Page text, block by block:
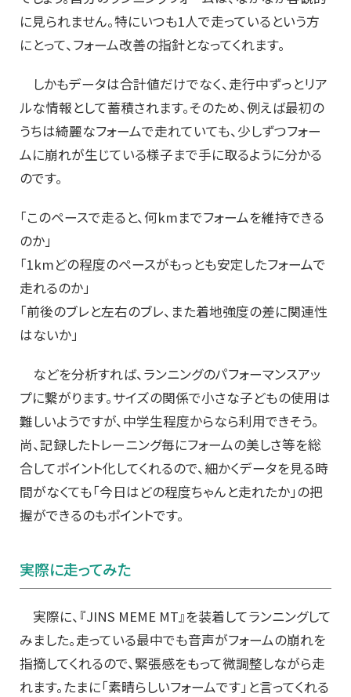
に見られません。特にいつも1人で走っているという方
にとって、フォーム改善の指針となってくれます。
しかもデータは合計値だけでなく、走行中ずっとリア
ルな情報として蓄積されます。そのため、例えば最初の
うちは綺麗なフォームで走れていても、少しずつフォー
ムに崩れが生じている様子まで手に取るように分かる
のです。
「このペースで走ると、何kmまでフォームを維持できる
のか」
「1kmどの程度のペースがもっとも安定したフォームで
走れるのか」
「前後のブレと左右のブレ、また着地強度の差に関連性
はないか」
などを分析すれば、ランニングのパフォーマンスアッ
プに繋がります。サイズの関係で小さな子どもの使用は
難しいようですが、中学生程度からなら利用できそう。
尚、記録したトレーニング毎にフォームの美しさ等を総
合してポイント化してくれるので、細かくデータを見る時
間がなくても「今日はどの程度ちゃんと走れたか」の把
握ができるのもポイントです。
実際に走ってみた
実際に、『JINS MEME MT』を装着してランニングして
みました。走っている最中でも音声がフォームの崩れを
指摘してくれるので、緊張感をもって微調整しながら走
れます。たまに「素晴らしいフォームです」と言ってくれる